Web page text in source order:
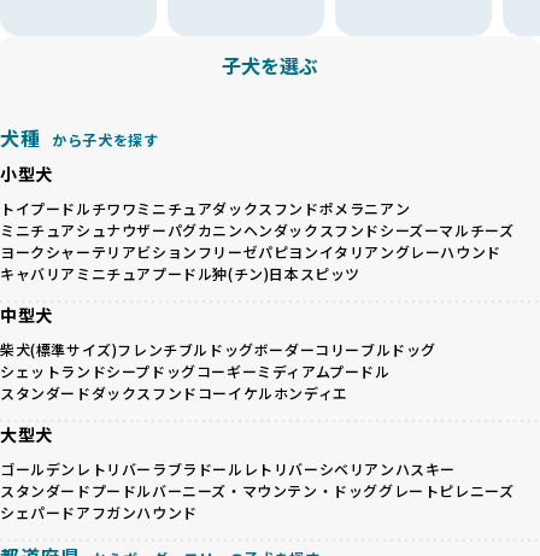
ことを徹底しています。
BreederFamiliesでは、以下の6項目を必須条件とし、これら
基づいた責任あるブリーディングを確保しています。
さらに、健康管理、社会性の育成、遺伝子検査、食事や運動
の質など、ワンちゃんの心身に配慮した飼育環境が整ってい
るかを評価する12項目の総合基準を設けています。これによ
り、より高い基準をクリアしたブリーダーだけを厳選してい
ます。
その結果、合格率10%未満という厳しい基準をクリアした優
良ブリーダーのみが登録されています。
BreederFamiliesでは、法令に準拠するだけでなく、ワンち
ゃんを家族のように愛するという理念を共有するブリーダー
のみを厳選しています。これにより、ユーザーの皆さんに安
「BreederFamilesのワンちゃんに優しい18の評価基準」は
こちら
BreederFamiliesでは、すべてのブリーダーを書類審査、直
接のヒアリング、現地確認を通じて厳しく評価しています。
すが、無計画な交配には健康リスクが伴います。異なる犬種
の特徴を持つことで予測しにくい健康問題が発生する可能性
が高く、診断や治療も複雑化する場合があります。また、ミ
待する理想と現実が大きく異なることも少なくありません。
健康と性格を次世代に引き継ぐために、ミックス犬の繁殖を
避けます。無計画な交配がもたらすリスクを理解し、飼い主
への十分な説明とアフターフォローを確保できる範囲での繁
殖を徹底しているのです。
一方、営利優先ブリーダーは流行や需要に応じて安易にミッ
クス犬を繁殖し、健康管理や飼い主への配慮が不十分なこと
等体格の異なるリスクの高い交配を行うこともあります。
「ミックス犬を繁殖しない」の詳細はこちら
ペットショップやペットオークションは、流通過程でワンち
ゃんが長時間の輸送を強いられたり、狭いケージに閉じ込め
られるなど、心身に大きな負担がかかります。このような環
境は、ストレスや感染リスクを増大させるだけでなく、ワン
子犬を選ぶ
犬種 から子犬を探す
小型犬
トイプードルチワワミニチュアダックスフンドポメラニアン
ミニチュアシュナウザーパグカニンヘンダックスフンドシーズーマルチーズ
ヨークシャーテリアビションフリーゼパピヨンイタリアングレーハウンド
キャバリア ミニチュアプードル狆(チン)日本スピッツ
中型犬
柴犬(標準サイズ)フレンチブルドッグボーダーコリーブルドッグ
シェットランドシープドッグコーギーミディアムプードル
スタンダードダックスフンドコーイケルホンディエ
大型犬
ゴールデンレトリバーラブラドールレトリバーシベリアンハスキー
スタンダードプードルバーニーズ・マウンテン・ドッググレートピレニーズ
シェパードアフガンハウンド